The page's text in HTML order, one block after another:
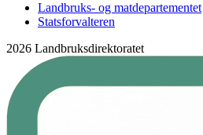
Landbruks- og matdepartementet
Statsforvalteren
2026 Landbruksdirektoratet